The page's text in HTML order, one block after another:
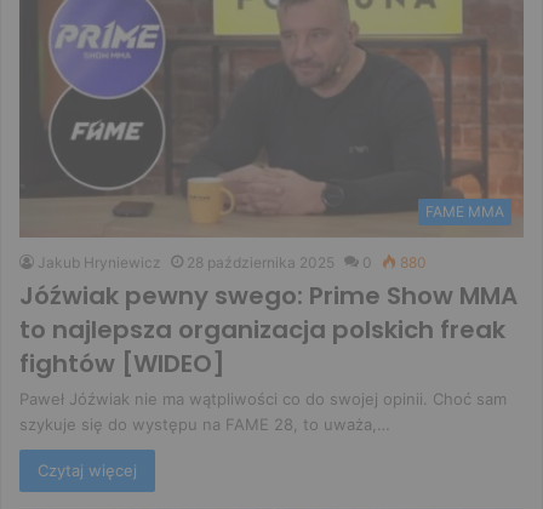
FAME MMA
Jakub Hryniewicz 28 października 2025 0 880
Jóźwiak pewny swego: Prime Show MMA
to najlepsza organizacja polskich freak
fightów [WIDEO]
Paweł Jóźwiak nie ma wątpliwości co do swojej opinii. Choć sam
szykuje się do występu na FAME 28, to uważa,…
Czytaj więcej